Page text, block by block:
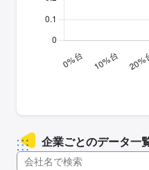
企業ごとのデータ一